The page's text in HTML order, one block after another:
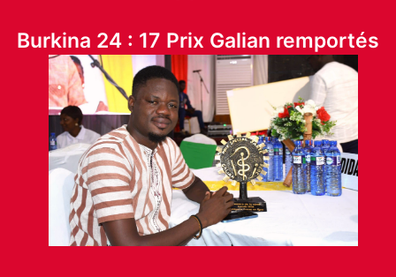
Burkina 24 : 17 Prix Galian remportés